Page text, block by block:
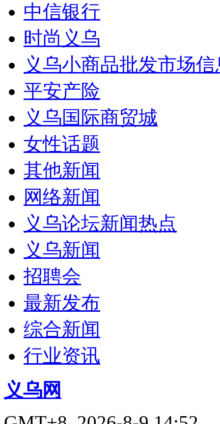
中信银行
时尚义乌
义乌小商品批发市场
平安产险
义乌国际商贸城
女性话题
其他新闻
网络新闻
义乌论坛新闻热点
义乌新闻
招聘会
最新发布
综合新闻
行业资讯
义乌网